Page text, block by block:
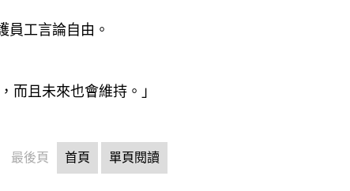
員工言論自由。
而且未來也會維持。」
最後頁 首頁 單頁閱讀